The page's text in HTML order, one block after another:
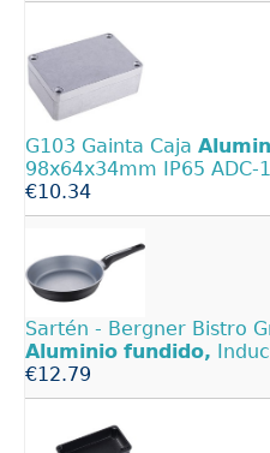
G103 Gainta Caja
98x64x34mm IP65 ADC-
€10.34
Sartén - Bergner Bistro
Aluminio fundido,
€12.79